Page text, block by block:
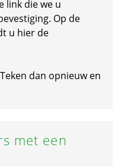
link die we u
Op de
u hier de
dan opnieuw en
met een